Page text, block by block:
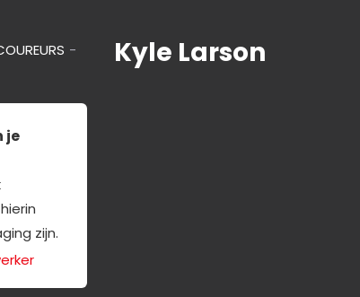
-
je
zijn.
Kyle Larson